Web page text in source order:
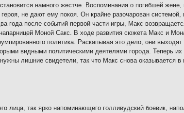
намного жестче. Воспоминания о погибшей жене,
не дают ему покоя. Он крайне разочарован системой,
года после событий первой части игры, Макс
Моной Сакс. В ходе развития сюжета Макс и
политика. Раскапывая это дело, они
видными политическими деятелями города. Теперь
лишние свидетели, так что Макс снова оказывается в
лица, так ярко напоминающего голливудский боевик,